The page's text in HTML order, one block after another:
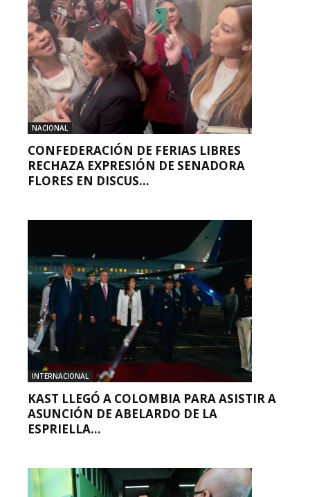
NACIONAL
CONFEDERACIÓN DE FERIAS LIBRES
RECHAZA EXPRESIÓN DE SENADORA
FLORES EN DISCUS...
INTERNACIONAL
KAST LLEGÓ A COLOMBIA PARA ASISTIR A
ASUNCIÓN DE ABELARDO DE LA
ESPRIELLA...